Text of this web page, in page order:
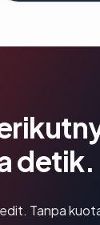
detik.
Tanpa